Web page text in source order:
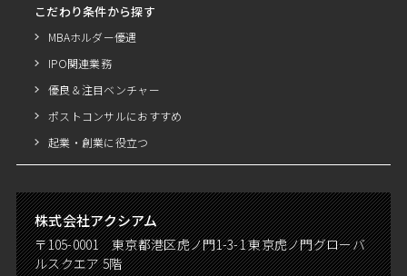
こだわり条件から探す
MBAホルダー優遇
IPO関連業務
優良＆注目ベンチャー
ポストコンサルにおすすめ
起業・創業に役立つ
株式会社アクシアム
〒105-0001 東京都港区虎ノ門1-3-1 東京虎ノ門グローバ
ルスクエア 5階